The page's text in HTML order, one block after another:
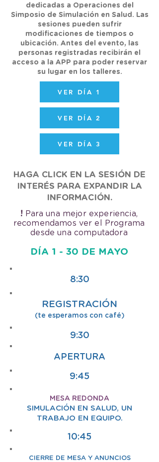
dedicadas a Operaciones del
Simposio de Simulación en Salud. Las
sesiones pueden sufrir
modificaciones de tiempos o
ubicación. Antes del evento, las
personas registradas recibirán el
acceso a la APP para poder reservar
su lugar en los talleres.
VER DÍA 1
VER DÍA 2
VER DÍA 3
HAGA CLICK EN LA SESIÓN DE
INTERÉS PARA EXPANDIR LA
INFORMACIÓN.
! Para una mejor experiencia,
recomendamos ver el Programa
desde una computadora
DÍA 1 - 30 DE MAYO
8:30
REGISTRACIÓN
(te esperamos con café)
9:30
APERTURA
9:45
MESA REDONDA
SIMULACIÓN EN SALUD, UN
TRABAJO EN EQUIPO.
10:45
CIERRE DE MESA Y ANUNCIOS